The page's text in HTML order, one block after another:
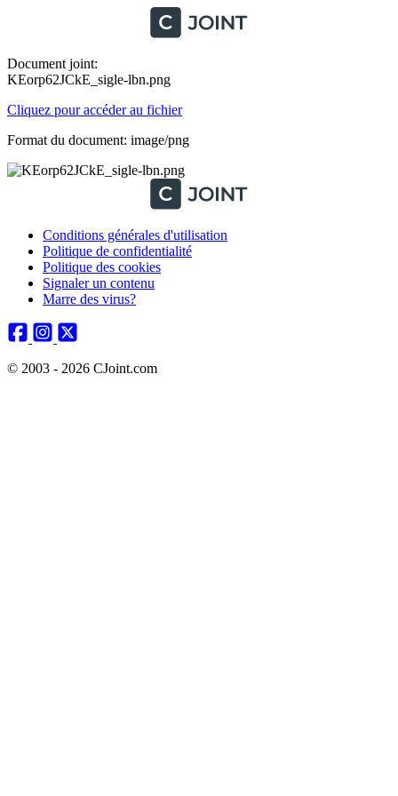
Document joint:
KEorp62JCkE_sigle-lbn.png
Cliquez pour accéder au fichier
Format du document: image/png
Conditions générales d'utilisation
Politique de confidentialité
Politique des cookies
Signaler un contenu
Marre des virus?
© 2003 - 2026 CJoint.com